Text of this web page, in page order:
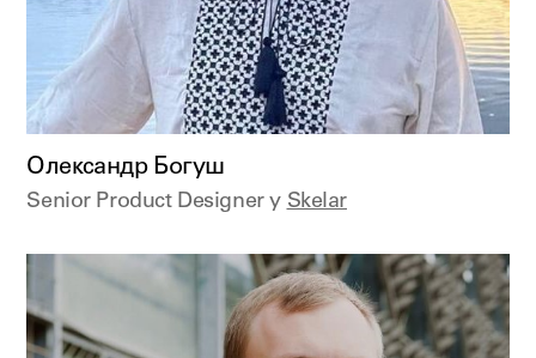
Олександр Богуш
Senior Product Designer у Skelar